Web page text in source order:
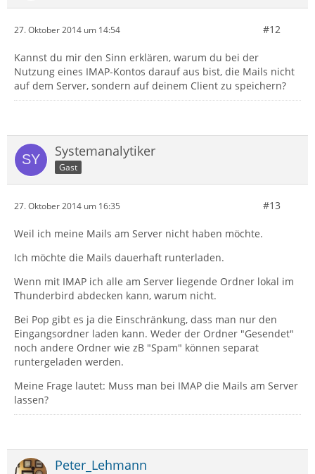
27. Oktober 2014 um 14:54 #12
Kannst du mir den Sinn erklären, warum du bei der
Nutzung eines IMAP-Kontos darauf aus bist, die Mails nicht
auf dem Server, sondern auf deinem Client zu speichern?
Systemanalytiker
Gast
27. Oktober 2014 um 16:35 #13
Weil ich meine Mails am Server nicht haben möchte.
Ich möchte die Mails dauerhaft runterladen.
Wenn mit IMAP ich alle am Server liegende Ordner lokal im
Thunderbird abdecken kann, warum nicht.
Bei Pop gibt es ja die Einschränkung, dass man nur den
Eingangsordner laden kann. Weder der Ordner "Gesendet"
noch andere Ordner wie zB "Spam" können separat
runtergeladen werden.
Meine Frage lautet: Muss man bei IMAP die Mails am Server
lassen?
Peter_Lehmann